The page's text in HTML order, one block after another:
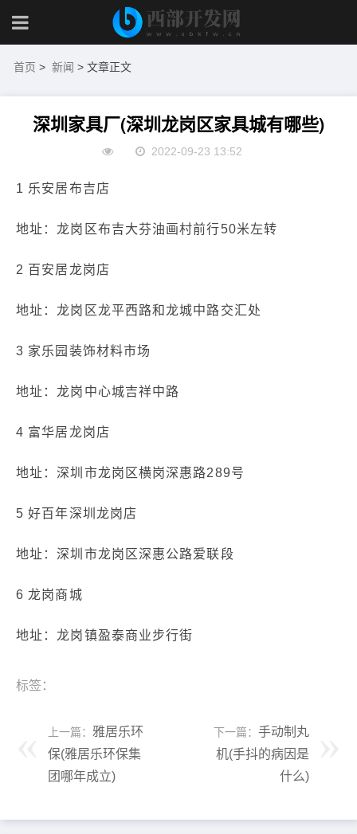
首页 > 新闻 > 文章正文
深圳家具厂(深圳龙岗区家具城有哪些)
2022-09-23 13:52
1 乐安居布吉店
地址：龙岗区布吉大芬油画村前行50米左转
2 百安居龙岗店
地址：龙岗区龙平西路和龙城中路交汇处
3 家乐园装饰材料市场
地址：龙岗中心城吉祥中路
4 富华居龙岗店
地址：深圳市龙岗区横岗深惠路289号
5 好百年深圳龙岗店
地址：深圳市龙岗区深惠公路爱联段
6 龙岗商城
地址：龙岗镇盈泰商业步行街
标签：
上一篇： 雅居乐环
保(雅居乐环保集
团哪年成立)
下一篇： 手动制丸
机(手抖的病因是
什么)